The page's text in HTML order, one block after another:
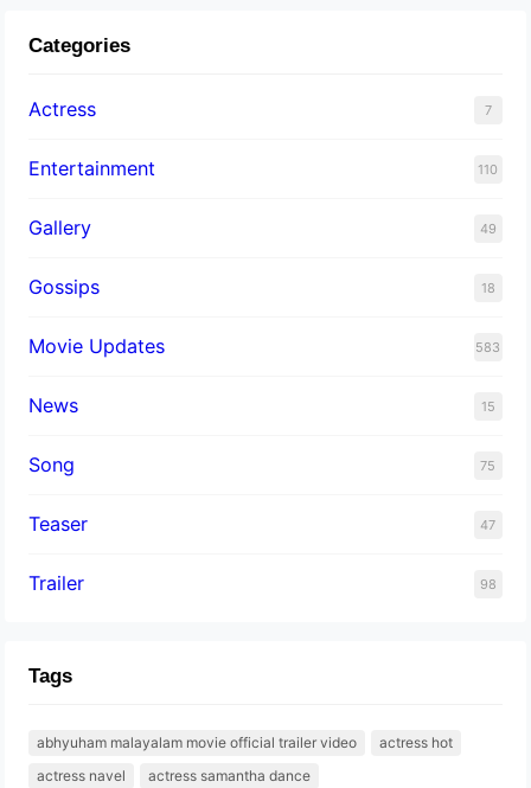
Categories
Actress 7
Entertainment 110
Gallery 49
Gossips 18
Movie Updates 583
News 15
Song 75
Teaser 47
Trailer 98
Tags
abhyuham malayalam movie official trailer video
actress hot
actress navel
actress samantha dance